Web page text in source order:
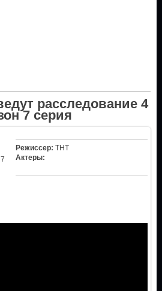
расследование 4
7 серия
Режиссер: ТНТ
Актеры: